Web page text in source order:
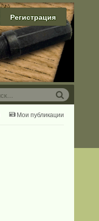
Регистрация
Мои публикации